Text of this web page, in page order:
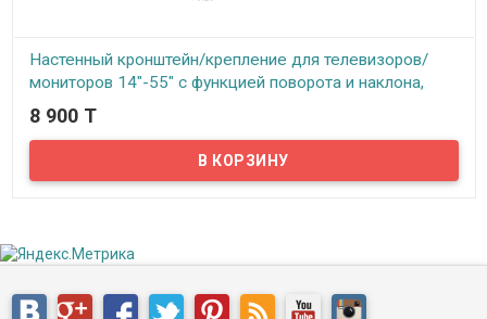
Настенный кронштейн/крепление для телевизоров/
мониторов 14"-55" с функцией поворота и наклона,
HDL-117B-2
Представляем вам настенный кронштейн/крепление для
8 900 T